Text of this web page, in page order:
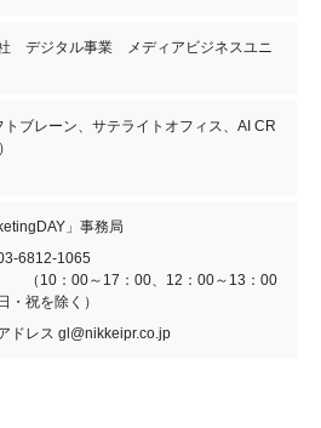
デジタル事業 メディアビジネスユニ
トブレーン、サテライトオフィス、AI CR
」事務局
6812-1065
～17：00、12：00～13：00
・祝を除く）
ドレス gl@nikkeipr.co.jp